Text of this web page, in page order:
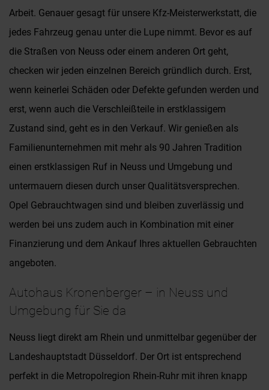
Arbeit. Genauer gesagt für unsere Kfz-Meisterwerkstatt, die
jedes Fahrzeug genau unter die Lupe nimmt. Bevor es auf
die Straßen von Neuss oder einem anderen Ort geht,
checken wir jeden einzelnen Bereich gründlich durch. Erst,
wenn keinerlei Schäden oder Defekte gefunden werden und
erst, wenn auch die Verschleißteile in erstklassigem
Zustand sind, geht es in den Verkauf. Wir genießen als
Familienunternehmen mit mehr als 90 Jahren Tradition
einen erstklassigen Ruf in Neuss und Umgebung und
untermauern diesen durch unser Qualitätsversprechen.
Opel Gebrauchtwagen sind und bleiben zuverlässig und
werden bei uns zudem auch in Kombination mit einer
Finanzierung und dem Ankauf Ihres aktuellen Gebrauchten
angeboten.
Autohaus Kronenberger – in Neuss und
Umgebung für Sie da
Neuss liegt direkt am Rhein und unmittelbar gegenüber der
Landeshauptstadt Düsseldorf. Der Ort ist entsprechend
perfekt in die Metropolregion Rhein-Ruhr mit ihren knapp